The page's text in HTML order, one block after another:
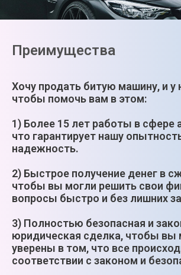
Преимущества
Хочу продать битую машину, и у
чтобы помочь вам в этом:
1) Более 15 лет работы в сфере
что гарантирует нашу
надежность.
2) Быстрое получение денег в
чтобы вы могли решить свои
вопросы быстро и без лишних
3) Полностью безопасная и
юридическая сделка, чтобы вы
уверены в том, что все
соответствии с законом и